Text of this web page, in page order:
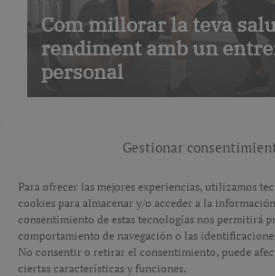
Gestionar
Para ofrecer las mejores experiencias, utilizamos
cookies para almacenar y/o acceder a la
consentimiento de estas tecnologías nos permitirá
comportamiento de navegación o las
No consentir o retirar el consentimiento, puede
ciertas características y funciones.
Com millorar la teva
rendiment amb un
personal
Avís legal
Política de privacitat